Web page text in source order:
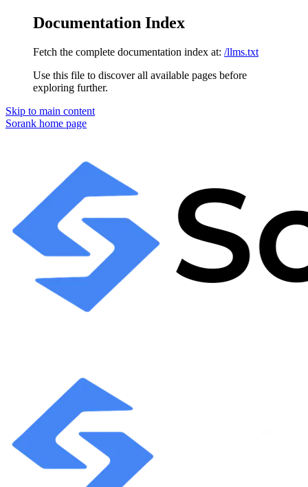
Documentation Index
Fetch the complete documentation index at: /llms.txt
Use this file to discover all available pages before
exploring further.
Skip to main content
Sorank home page